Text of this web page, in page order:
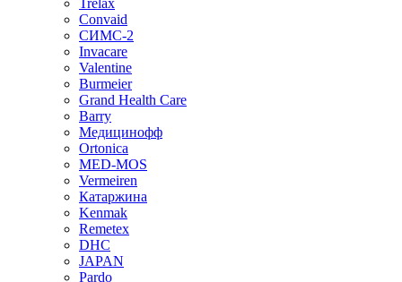
Trelax
Convaid
СИМС-2
Invacare
Valentine
Burmeier
Grand Health Care
Barry
Медицинофф
Ortonica
MED-MOS
Vermeiren
Катаржина
Kenmak
Remetex
DHC
JAPAN
Pardo